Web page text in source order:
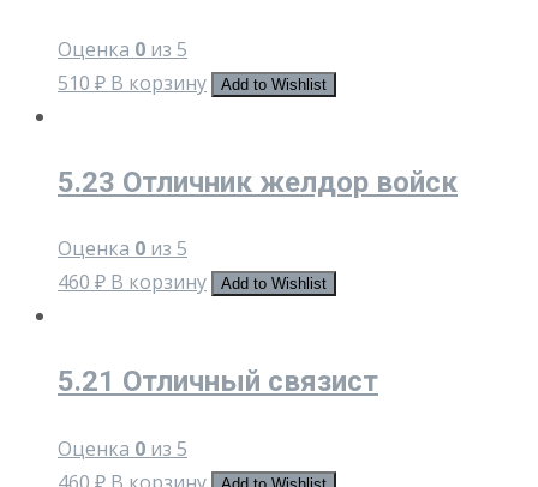
Оценка 0 из 5
510 ₽ В корзину Add to Wishlist
5.23 Отличник желдор войск
Оценка 0 из 5
460 ₽ В корзину Add to Wishlist
5.21 Отличный связист
Оценка 0 из 5